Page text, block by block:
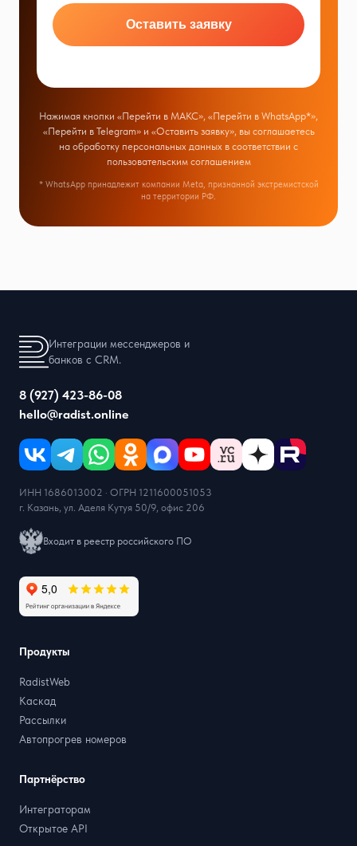
Оставить заявку
Нажимая кнопки «Перейти в МАКС», «Перейти в WhatsApp*»,
«Перейти в Telegram» и «Оставить заявку», вы соглашаетесь
на обработку персональных данных в соответствии с
пользовательским соглашением
* WhatsApp принадлежит компании Meta, признанной экстремистской
на территории РФ.
Интеграции мессенджеров и
банков с CRM.
8 (927) 423-86-08
hello@radist.online
ИНН 1686013002 · ОГРН 1211600051053
г. Казань, ул. Аделя Кутуя 50/9, офис 206
Входит в реестр российского ПО
Продукты
RadistWeb
Каскад
Рассылки
Автопрогрев номеров
Партнёрство
Интеграторам
Открытое API